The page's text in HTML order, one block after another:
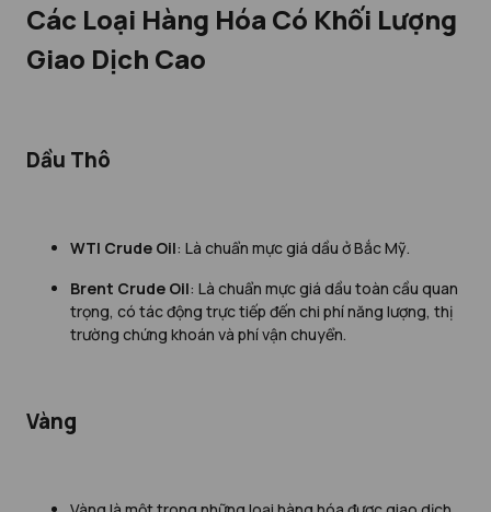
Các Loại Hàng Hóa Có Khối Lượng
Giao Dịch Cao
Dầu Thô
WTI Crude Oil: Là chuẩn mực giá dầu ở Bắc Mỹ.
Brent Crude Oil: Là chuẩn mực giá dầu toàn cầu quan
trọng, có tác động trực tiếp đến chi phí năng lượng, thị
trường chứng khoán và phí vận chuyển.
Vàng